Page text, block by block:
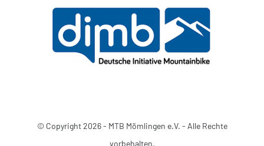
© Copyright 2026 - MTB Mömlingen e.V. - Alle Rechte
vorbehalten.